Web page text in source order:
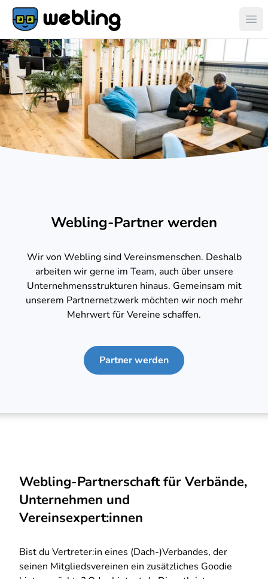
Webling-Partner werden
Wir von Webling sind Vereinsmenschen. Deshalb
arbeiten wir gerne im Team, auch über unsere
Unternehmensstrukturen hinaus. Gemeinsam mit
unserem Partnernetzwerk möchten wir noch mehr
Mehrwert für Vereine schaffen.
Partner werden
Webling-Partnerschaft für Verbände,
Unternehmen und
Vereinsexpert:innen
Bist du Vertreter:in eines (Dach-)Verbandes, der
seinen Mitgliedsvereinen ein zusätzliches Goodie